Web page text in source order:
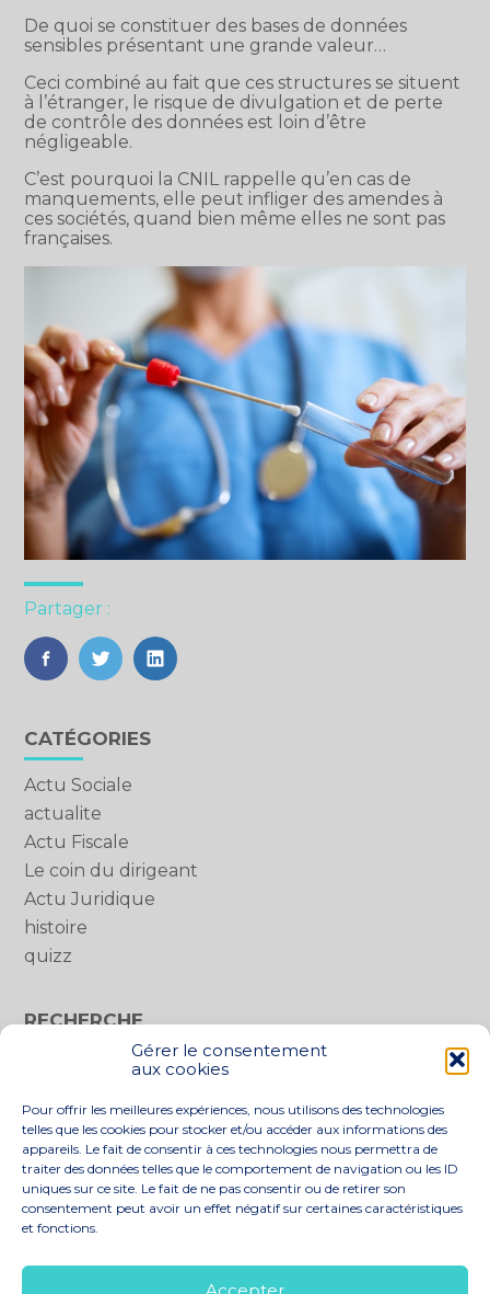
Gérer le consentement
aux cookies
Pour offrir les meilleures expériences, nous utilisons des technologies
telles que les cookies pour stocker et/ou accéder aux informations des
appareils. Le fait de consentir à ces technologies nous permettra de
traiter des données telles que le comportement de navigation ou les ID
uniques sur ce site. Le fait de ne pas consentir ou de retirer son
consentement peut avoir un effet négatif sur certaines caractéristiques
et fonctions.
Accepter
De quoi se constituer des bases de données
sensibles présentant une grande valeur…
Ceci combiné au fait que ces structures se situent
à l’étranger, le risque de divulgation et de perte
de contrôle des données est loin d’être
négligeable.
C’est pourquoi la CNIL rappelle qu’en cas de
manquements, elle peut infliger des amendes à
ces sociétés, quand bien même elles ne sont pas
françaises.
Partager :
FaceBook
TwitterLinkedIn
Blog
sidebar
CATÉGORIES
Actu Sociale
actualite
Actu Fiscale
Le coin du dirigeant
Actu Juridique
histoire
quizz
RECHERCHE
Rechercher :
Principale
NOS SOLUTIONS
ACTUALITÉS